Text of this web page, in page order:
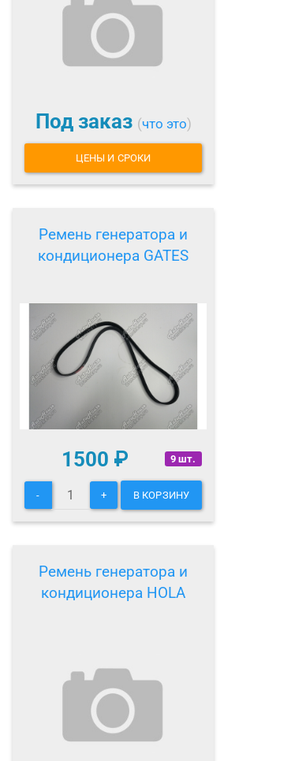
Под заказ (что это)
ЦЕНЫ И СРОКИ
Ремень генератора и
кондиционера GATES
9 шт.
1500 ₽
- + В КОРЗИНУ
Ремень генератора и
кондиционера HOLA